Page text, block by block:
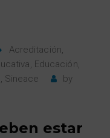
Acreditación,
, Educación,
, Sineace
by
estar